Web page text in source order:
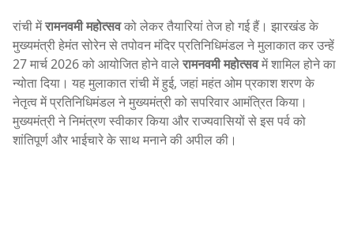
रांची मेंरामनवमी महोत्सवको लेकर तैयारियां तेज हो गई हैं। झारखंड के
मुख्यमंत्री हेमंत सोरेन से तपोवन मंदिर प्रतिनिधिमंडल ने मुलाकात कर उन्हें
27 मार्च 2026 को आयोजित होने वालेरामनवमी महोत्सवमें शामिल होने का
न्योता दिया। यह मुलाकात रांची में हुई, जहां महंत ओम प्रकाश शरण के
नेतृत्व में प्रतिनिधिमंडल ने मुख्यमंत्री को सपरिवार आमंत्रित किया।
मुख्यमंत्री ने निमंत्रण स्वीकार किया और राज्यवासियों से इस पर्व को
शांतिपूर्ण और भाईचारे के साथ मनाने की अपील की।